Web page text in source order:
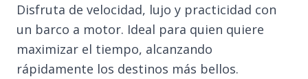
Disfruta de velocidad, lujo y practicidad con
un barco a motor. Ideal para quien quiere
maximizar el tiempo, alcanzando
rápidamente los destinos más bellos.